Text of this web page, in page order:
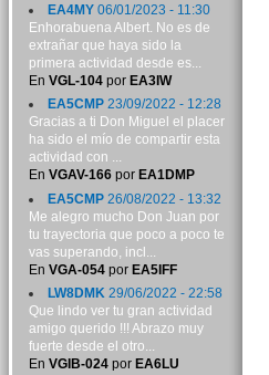
EA4MY06/01/2023 - 11:30
Enhorabuena Albert. No es de
extrañar que haya sido la
primera actividad desde es...
En VGL-104por EA3IW
EA5CMP23/09/2022 - 12:28
Gracias a ti Don Miguel el placer
ha sido el mío de compartir esta
actividad con ...
En VGAV-166por EA1DMP
EA5CMP26/08/2022 - 13:32
Me alegro mucho Don Juan por
tu trayectoria que poco a poco te
vas superando, incl...
En VGA-054por EA5IFF
LW8DMK29/06/2022 - 22:58
Que lindo ver tu gran actividad
amigo querido !!! Abrazo muy
fuerte desde el otro...
En VGIB-024por EA6LU